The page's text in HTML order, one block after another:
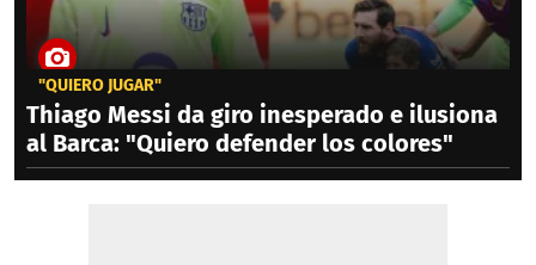
"QUIERO JUGAR"
Thiago Messi da giro inesperado e ilusiona
al Barca: "Quiero defender los colores"